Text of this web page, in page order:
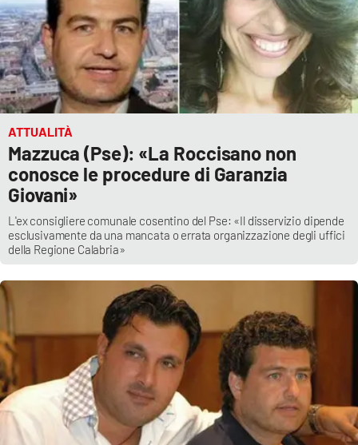
ATTUALITÀ
Mazzuca (Pse): «La Roccisano non
conosce le procedure di Garanzia
Giovani»
L'ex consigliere comunale cosentino del Pse: «Il disservizio dipende
esclusivamente da una mancata o errata organizzazione degli uffici
della Regione Calabria»